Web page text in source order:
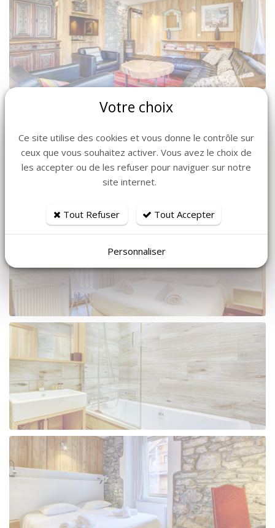
Votre choix
Ce site utilise des cookies et vous donne le contrôle sur
ceux que vous souhaitez activer. Vous avez le choix de
les accepter ou de les refuser pour naviguer sur notre
site internet.
Tout Refuser Tout Accepter
Personnaliser